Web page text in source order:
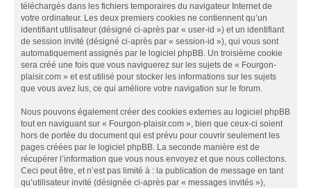
téléchargés dans les fichiers temporaires du navigateur Internet de
votre ordinateur. Les deux premiers cookies ne contiennent qu’un
identifiant utilisateur (désigné ci-après par « user-id ») et un identifiant
de session invité (désigné ci-après par « session-id »), qui vous sont
automatiquement assignés par le logiciel phpBB. Un troisième cookie
sera créé une fois que vous naviguerez sur les sujets de « Fourgon-
plaisir.com » et est utilisé pour stocker les informations sur les sujets
que vous avez lus, ce qui améliore votre navigation sur le forum.
Nous pouvons également créer des cookies externes au logiciel phpBB
tout en naviguant sur « Fourgon-plaisir.com », bien que ceux-ci soient
hors de portée du document qui est prévu pour couvrir seulement les
pages créées par le logiciel phpBB. La seconde manière est de
récupérer l’information que vous nous envoyez et que nous collectons.
Ceci peut être, et n’est pas limité à : la publication de message en tant
qu’utilisateur invité (désignée ci-après par « messages invités »),